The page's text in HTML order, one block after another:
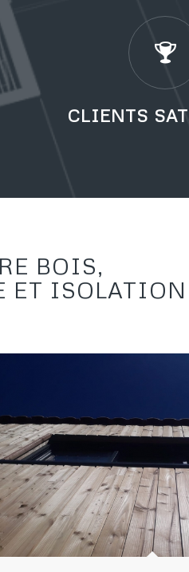
CLIENTS
BOIS,
ET ISOLATION